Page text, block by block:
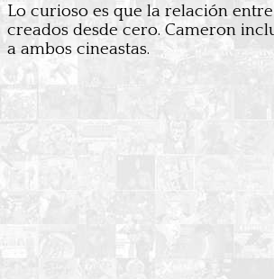
Lo curioso es que la relación
creados desde cero. Cameron
a ambos cineastas.